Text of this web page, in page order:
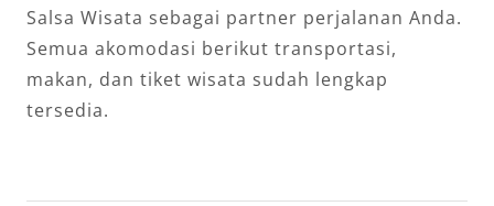
Salsa Wisata sebagai partner perjalanan Anda.
Semua akomodasi berikut transportasi,
makan, dan tiket wisata sudah lengkap
tersedia.